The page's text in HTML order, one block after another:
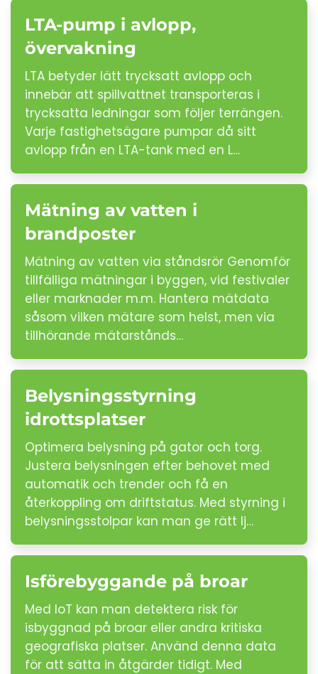
LTA-pump i avlopp,
övervakning
LTA betyder lätt trycksatt avlopp och
innebär att spillvattnet transporteras i
trycksatta ledningar som följer terrängen.
Varje fastighetsägare pumpar då sitt
avlopp från en LTA-tank med en L…
Mätning av vatten i
brandposter
Mätning av vatten via ståndsrör Genomför
tillfälliga mätningar i byggen, vid festivaler
eller marknader m.m. Hantera mätdata
såsom vilken mätare som helst, men via
tillhörande mätarstånds…
Belysningsstyrning
idrottsplatser
Optimera belysning på gator och torg.
Justera belysningen efter behovet med
automatik och trender och få en
återkoppling om driftstatus. Med styrning i
belysningsstolpar kan man ge rätt lj…
Isförebyggande på broar
Med IoT kan man detektera risk för
isbyggnad på broar eller andra kritiska
geografiska platser. Använd denna data
för att sätta in åtgärder tidigt. Med